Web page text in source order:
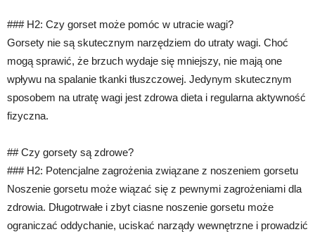
### H2: Czy gorset może pomóc w utracie wagi?
Gorsety nie są skutecznym narzędziem do utraty wagi. Choć
mogą sprawić, że brzuch wydaje się mniejszy, nie mają one
wpływu na spalanie tkanki tłuszczowej. Jedynym skutecznym
sposobem na utratę wagi jest zdrowa dieta i regularna aktywność
fizyczna.
## Czy gorsety są zdrowe?
### H2: Potencjalne zagrożenia związane z noszeniem gorsetu
Noszenie gorsetu może wiązać się z pewnymi zagrożeniami dla
zdrowia. Długotrwałe i zbyt ciasne noszenie gorsetu może
ograniczać oddychanie, uciskać narządy wewnętrzne i prowadzić